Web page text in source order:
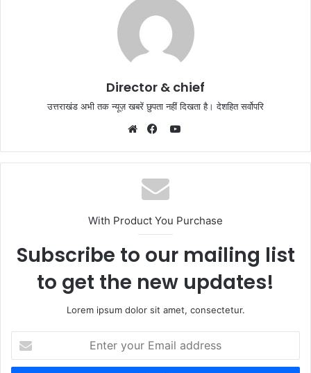
Director & chief
उत्तराखंड अभी तक न्यूज़ खबरें छुपता नहीं दिखता है। देशहित सर्वोपरि
YouTube
With Product You Purchase
Subscribe to our mailing list
to get the new updates!
Lorem ipsum dolor sit amet, consectetur.
your
Email